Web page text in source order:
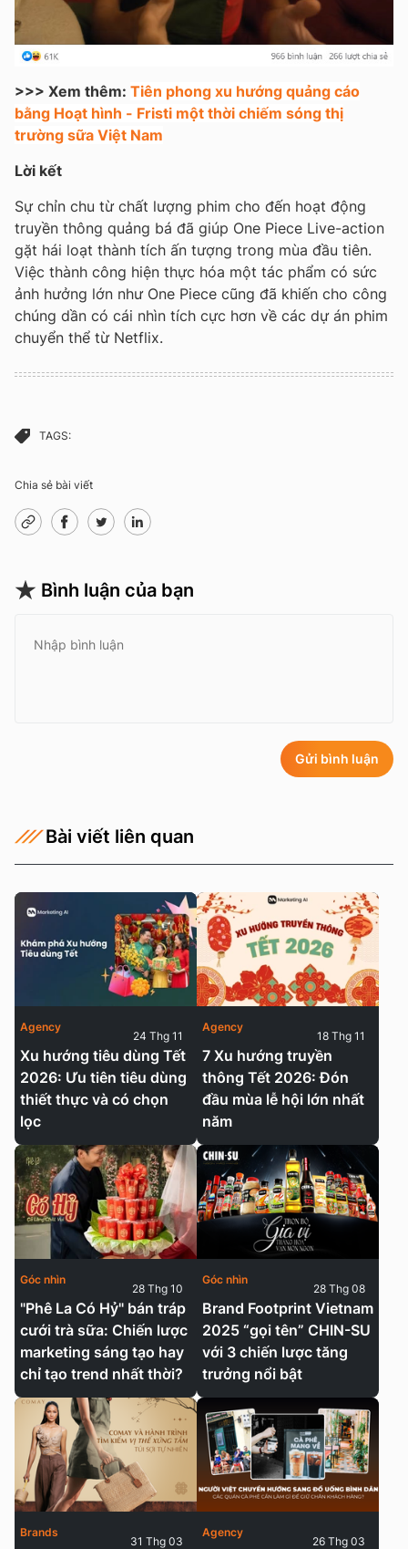
>>> Xem thêm: Tiên phong xu hướng quảng cáo
bằng Hoạt hình - Fristi một thời chiếm sóng thị
trường sữa Việt Nam
Lời kết
Sự chỉn chu từ chất lượng phim cho đến hoạt động
truyền thông quảng bá đã giúp One Piece Live-action
gặt hái loạt thành tích ấn tượng trong mùa đầu tiên.
Việc thành công hiện thực hóa một tác phẩm có sức
ảnh hưởng lớn như One Piece cũng đã khiến cho công
chúng dần có cái nhìn tích cực hơn về các dự án phim
chuyển thể từ Netflix.
TAGS:
Chia sẻ bài viết
Bình luận của bạn
Gửi bình luận
Bài viết liên quan
Xu hướng tiêu dùng Tết
2026: Ưu tiên tiêu dùng
thiết thực và có chọn
lọc
Agency
24 Thg 11
7 Xu hướng truyền
thông Tết 2026: Đón
đầu mùa lễ hội lớn nhất
năm
Agency
18 Thg 11
"Phê La Có Hỷ" bán tráp
cưới trà sữa: Chiến lược
marketing sáng tạo hay
chỉ tạo trend nhất thời?
Góc nhìn
28 Thg 10
Brand Footprint Vietnam
2025 “gọi tên” CHIN-SU
với 3 chiến lược tăng
trưởng nổi bật
Góc nhìn
28 Thg 08
Brands
31 Thg 03
Agency
26 Thg 03